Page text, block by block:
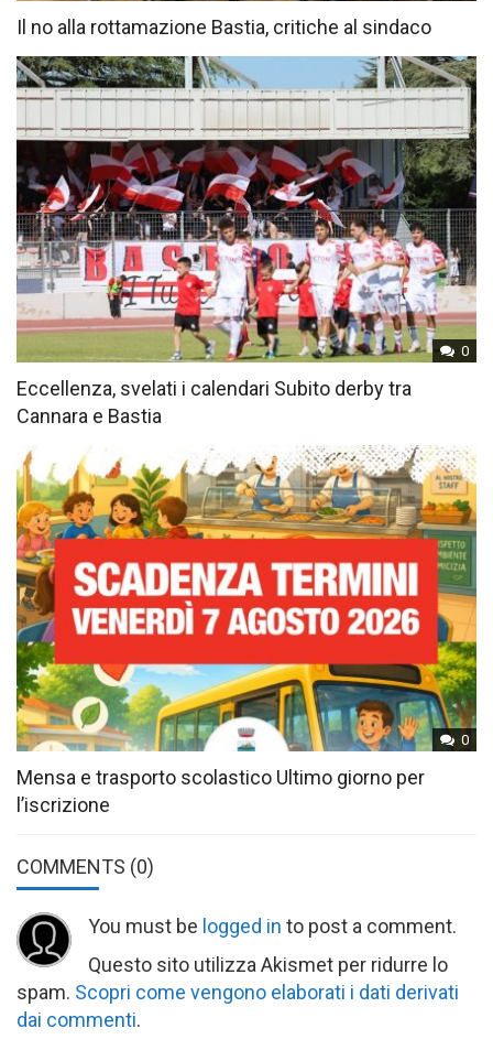
Il no alla rottamazione Bastia, critiche al sindaco
0
Eccellenza, svelati i calendari Subito derby tra
Cannara e Bastia
0
Mensa e trasporto scolastico Ultimo giorno per
l’iscrizione
COMMENTS (0)
You must be logged in to post a comment.
Questo sito utilizza Akismet per ridurre lo
spam. Scopri come vengono elaborati i dati derivati
dai commenti.